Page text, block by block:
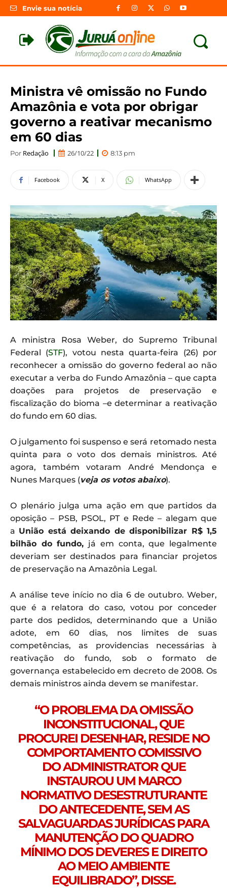
Envie sua notícia
Ministra vê omissão no Fundo
Amazônia e vota por obrigar
governo a reativar mecanismo
em 60 dias
Por Redação 26/10/22 8:13 pm
Facebook X WhatsApp
A ministra Rosa Weber, do Supremo Tribunal
Federal (STF), votou nesta quarta-feira (26) por
reconhecer a omissão do governo federal ao não
executar a verba do Fundo Amazônia – que capta
doações para projetos de preservação e
fiscalização do bioma –e determinar a reativação
do fundo em 60 dias.
O julgamento foi suspenso e será retomado nesta
quinta para o voto dos demais ministros. Até
agora, também votaram André Mendonça e
Nunes Marques (veja os votos abaixo).
O plenário julga uma ação em que partidos da
oposição – PSB, PSOL, PT e Rede – alegam que
a União está deixando de disponibilizar R$ 1,5
bilhão do fundo, já em conta, que legalmente
deveriam ser destinados para financiar projetos
de preservação na Amazônia Legal.
A análise teve início no dia 6 de outubro. Weber,
que é a relatora do caso, votou por conceder
parte dos pedidos, determinando que a União
adote, em 60 dias, nos limites de suas
competências, as providencias necessárias à
reativação do fundo, sob o formato de
governança estabelecido em decreto de 2008. Os
demais ministros ainda devem se manifestar.
“O PROBLEMA DA OMISSÃO
INCONSTITUCIONAL, QUE
PROCUREI DESENHAR, RESIDE NO
COMPORTAMENTO COMISSIVO
DO ADMINISTRATOR QUE
INSTAUROU UM MARCO
NORMATIVO DESESTRUTURANTE
DO ANTECEDENTE, SEM AS
SALVAGUARDAS JURÍDICAS PARA
MANUTENÇÃO DO QUADRO
MÍNIMO DOS DEVERES E DIREITO
AO MEIO AMBIENTE
EQUILIBRADO”, DISSE.